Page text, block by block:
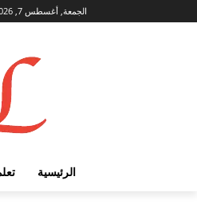
الجمعة, أغسطس 7, 2026
الرئيسية